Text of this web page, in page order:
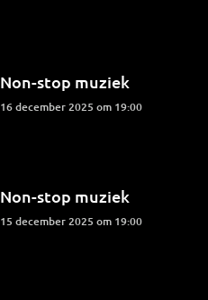
Non-stop muziek
16 december 2025 om 19:00
Non-stop muziek
15 december 2025 om 19:00